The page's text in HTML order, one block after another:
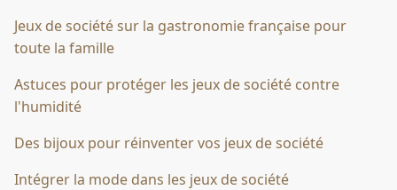
Jeux de société sur la gastronomie française pour
toute la famille
Astuces pour protéger les jeux de société contre
l'humidité
Des bijoux pour réinventer vos jeux de société
Intégrer la mode dans les jeux de société